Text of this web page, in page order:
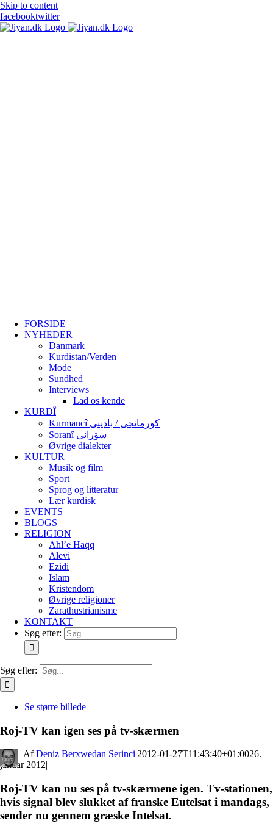
Skip to content
facebooktwitter
FORSIDE
NYHEDER
Danmark
Kurdistan/Verden
Mode
Sundhed
Interviews
Lad os kende
KURDÎ
Kurmancî کورمانجی / بادینی
Soranî سۆرانی
Øvrige dialekter
KULTUR
Musik og film
Sport
Sprog og litteratur
Lær kurdisk
EVENTS
BLOGS
RELIGION
Ahl’e Haqq
Alevi
Ezidi
Islam
Kristendom
Øvrige religioner
Zarathustrianisme
KONTAKT
Søg efter:
Søg efter:
Se større billede
Roj-TV kan igen ses på tv-skærmen
By Deniz Berxwedan Serinci|2012-01-27T11:43:40+01:0026.
januar 2012|
Roj-TV kan nu ses på tv-skærmene igen. Tv-stationen,
hvis signal blev slukket af franske Eutelsat i mandags,
sender nu gennem græske Intelsat.